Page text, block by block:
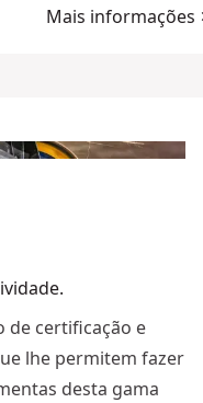
Mais informações
de certificação e
lhe permitem fazer
desta gama